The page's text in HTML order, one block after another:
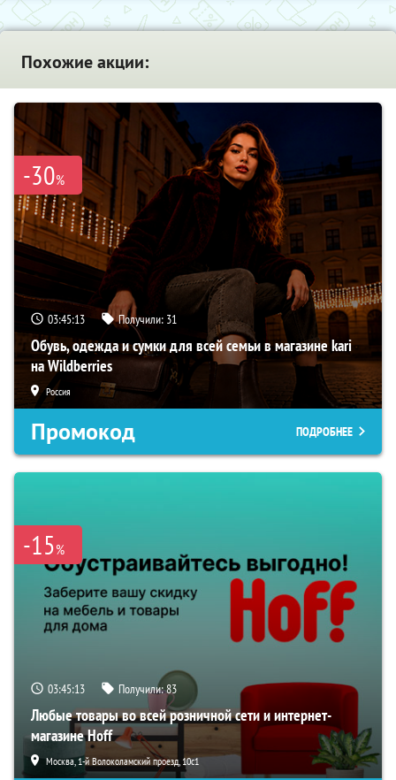
Похожие акции:
-30%
03:45:12 Получили: 31
Обувь, одежда и сумки для всей семьи в магазине kari
на Wildberries
Россия
Промокод ПОДРОБНЕЕ
-15%
03:45:12 Получили:83
Любые товары во всей розничной сети и интернет-
магазине Hoff
Москва, 1-й Волоколамский проезд, 10с1